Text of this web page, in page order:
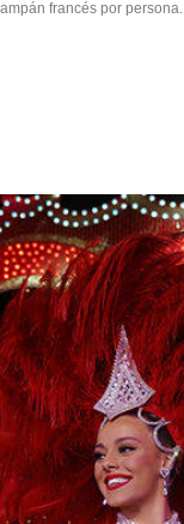
francés por persona.